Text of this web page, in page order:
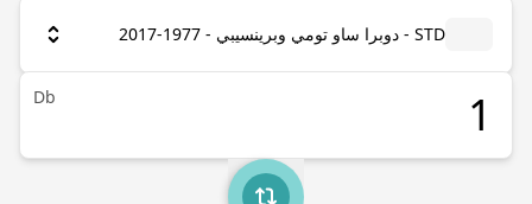
STD - دوبرا ساو تومي وبرينسيبي - 1977-2017
Db